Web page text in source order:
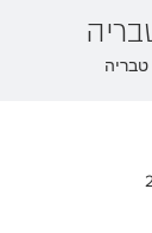
טבריה